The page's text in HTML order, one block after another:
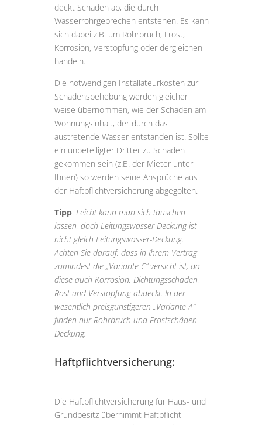
deckt Schäden ab, die durch
Wasserrohrgebrechen entstehen. Es kann
sich dabei z.B. um Rohrbruch, Frost,
Korrosion, Verstopfung oder dergleichen
handeln.
Die notwendigen Installateurkosten zur
Schadensbehebung werden gleicher
weise übernommen, wie der Schaden am
Wohnungsinhalt, der durch das
austretende Wasser entstanden ist. Sollte
ein unbeteiligter Dritter zu Schaden
gekommen sein (z.B. der Mieter unter
Ihnen) so werden seine Ansprüche aus
der Haftpflichtversicherung abgegolten.
Tipp: Leicht kann man sich täuschen
lassen, doch Leitungswasser-Deckung ist
nicht gleich Leitungswasser-Deckung.
Achten Sie darauf, dass in Ihrem Vertrag
zumindest die „Variante C“ versicht ist, da
diese auch Korrosion, Dichtungsschäden,
Rost und Verstopfung abdeckt. In der
wesentlich preisgünstigeren „Variante A“
finden nur Rohrbruch und Frostschäden
Deckung.
Haftpflichtversicherung:
Die Haftpflichtversicherung für Haus- und
Grundbesitz übernimmt Haftpflicht-